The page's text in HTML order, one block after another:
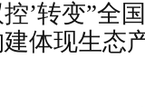
控’转变”
体现生态